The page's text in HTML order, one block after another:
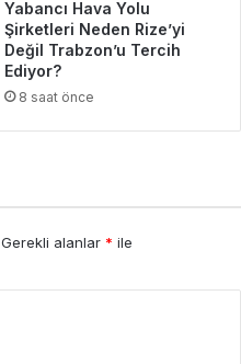
Yabancı Hava Yolu
Şirketleri Neden Rize’yi
Değil Trabzon’u Tercih
Ediyor?
8 saat önce
Gerekli alanlar * ile